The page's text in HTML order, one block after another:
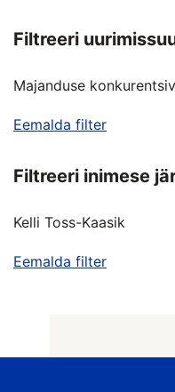
Filtreeri
Majanduse
Eemalda filter
Filtreeri inimese
Kelli Toss-Kaasik
Eemalda filter